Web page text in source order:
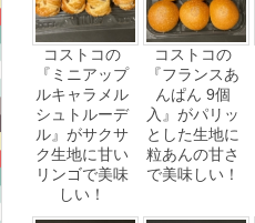
コストコの
『ミニアップ
ルキャラメル
シュトルーデ
ル』がサクサ
ク生地に甘い
リンゴで美味
しい！
コストコの
『フランスあ
んぱん 9個
入』がパリッ
とした生地に
粒あんの甘さ
で美味しい！